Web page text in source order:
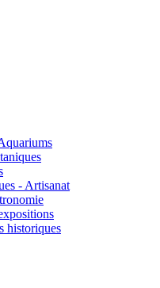
- Artisanat
historiques